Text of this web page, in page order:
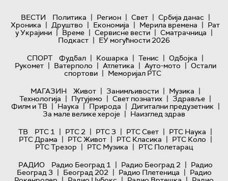
ВЕСТИ Политика | Регион | Свет | Србија данас |
Хроника | Друштво | Економија | Мерила времена | Рат
у Украјини | Време | Сервисне вести | Сматрачница |
Подкаст | ЕУ могућности 2026
СПОРТ
Фудбал | Кошарка | Тенис | Одбојка |
Рукомет | Ватерполо | Атлетика | Ауто-мото | Остали
спортови | Меморијал РТС
МАГАЗИН
Живот | Занимљивости | Музика |
Технологијa | Путујемо | Свет познатих | Здравље |
Филм и ТВ | Наука | Природа | Дигитални предузетник |
За мале велике хероје | Наизглед здрав
ТВ
РТС 1 | РТС 2 | РТС 3 | РТС Свет | РТС Наука |
РТС Драма | РТС Живот | РТС Класика | РТС Коло |
РТС Трезор | РТС Музика | РТС Полетарац
РАДИО
Радио Београд 1 | Радио Београд 2 | Радио
Београд 3 | Београд 202 | Радио Плетеница | Радио